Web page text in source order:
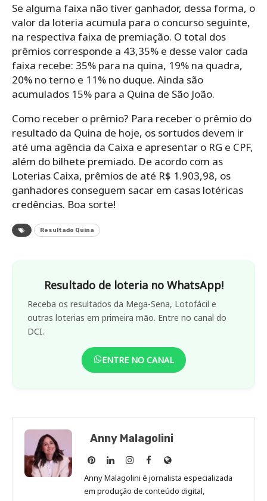
Se alguma faixa não tiver ganhador, dessa forma, o
valor da loteria acumula para o concurso seguinte,
na respectiva faixa de premiação. O total dos
prêmios corresponde a 43,35% e desse valor cada
faixa recebe: 35% para na quina, 19% na quadra,
20% no terno e 11% no duque. Ainda são
acumulados 15% para a Quina de São João.
Como receber o prêmio? Para receber o prêmio do
resultado da Quina de hoje, os sortudos devem ir
até uma agência da Caixa e apresentar o RG e CPF,
além do bilhete premiado. De acordo com as
Loterias Caixa, prêmios de até R$ 1.903,98, os
ganhadores conseguem sacar em casas lotéricas
credências. Boa sorte!
Resultado Quina
Resultado de loteria no WhatsApp!
Receba os resultados da Mega-Sena, Lotofácil e
outras loterias em primeira mão. Entre no canal do
DCI.
ENTRE NO CANAL
Anny Malagolini
Anny
Malagolini
no
Anny
Malagolini
no
Anny
Malagolini
no
Anny
Malagolini
no
Site
de
Anny
Anny Malagolini é jornalista especializada
em produção de conteúdo digital,